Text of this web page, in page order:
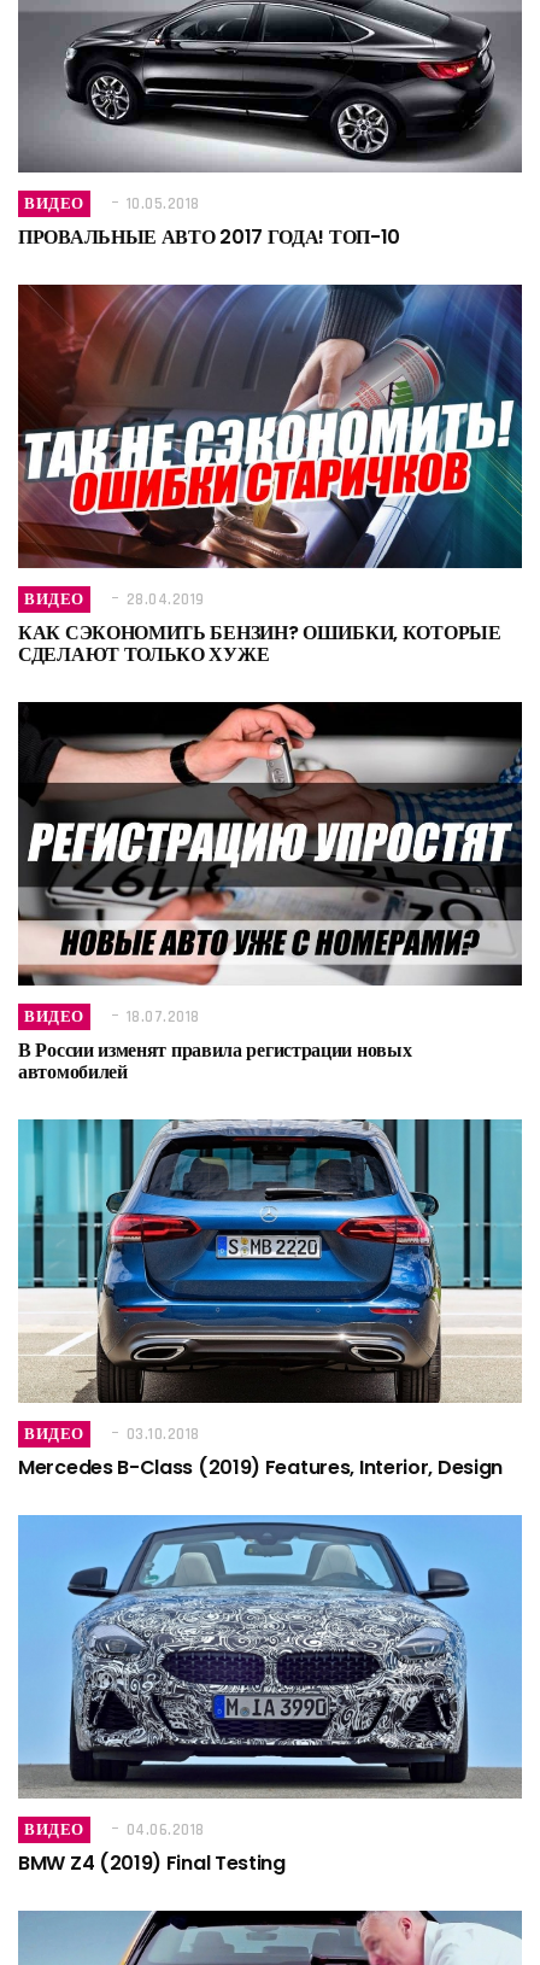
ВИДЕО 10.05.2018
ПРОВАЛЬНЫЕ АВТО 2017 ГОДА! ТОП-10
ВИДЕО 28.04.2019
КАК СЭКОНОМИТЬ БЕНЗИН? ОШИБКИ, КОТОРЫЕ
СДЕЛАЮТ ТОЛЬКО ХУЖЕ
ВИДЕО 18.07.2018
В России изменят правила регистрации новых
автомобилей
ВИДЕО 03.10.2018
Mercedes B-Class (2019) Features, Interior, Design
ВИДЕО 04.06.2018
BMW Z4 (2019) Final Testing